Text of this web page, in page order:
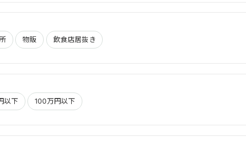
物販 飲食店居抜き
以下 100万円以下